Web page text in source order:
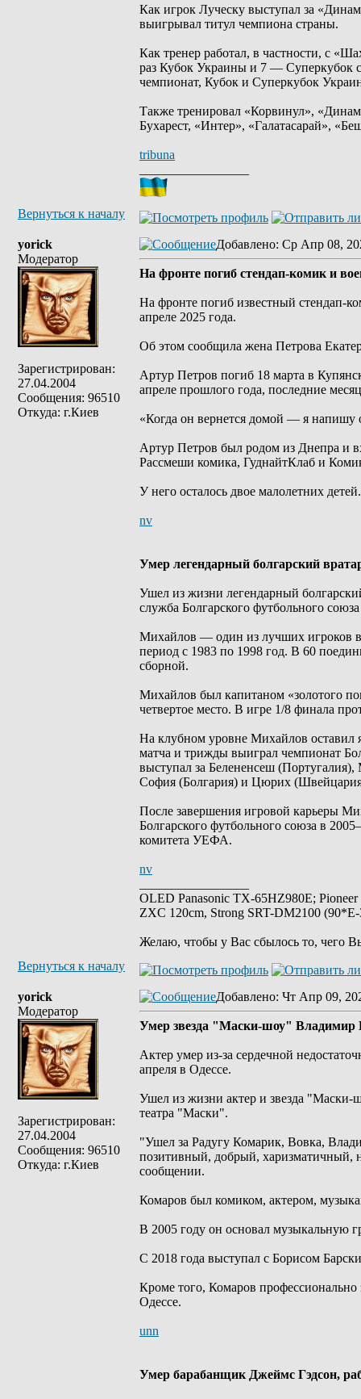
Как игрок Луческу выступал за
выигрывал титул чемпиона страны.
Как тренер работал, в частности, с
раз Кубок Украины и 7 — Суперкубок
чемпионат, Кубок и Суперкубок
Также тренировал «Корвинул»,
Бухарест, «Интер», «Галатасарай»,
tribuna
Вернуться к началу
yorick
Модератор
Зарегистрирован:
27.04.2004
Сообщения: 96510
Откуда: г.Киев
Добавлено: Ср Апр 08,
На фронте погиб стендап-комик и
На фронте погиб известный
апреле 2025 года.
Об этом сообщила жена Петрова
Артур Петров погиб 18 марта в
апреле прошлого года, последние
«Когда он вернется домой — я
Артур Петров был родом из Днепра и
Рассмеши комика, ГуднайтКлаб и
У него осталось двое малолетних детей.
nv
Умер легендарный болгарский
Ушел из жизни легендарный
служба Болгарского футбольного
Михайлов — один из лучших игроков
период с 1983 по 1998 год. В 60
сборной.
Михайлов был капитаном «золотого
четвертое место. В игре 1/8 финала
На клубном уровне Михайлов оставил
матча и трижды выиграл чемпионат
выступал за Белененсеш
София (Болгария) и Цюрих
После завершения игровой карьеры
Болгарского футбольного союза в
комитета УЕФА.
nv
OLED Panasonic TX-65HZ980E;
ZXC 120cm, Strong SRT-DM2100
Желаю, чтобы у Вас сбылось то, чего
Вернуться к началу
yorick
Модератор
Зарегистрирован:
27.04.2004
Сообщения: 96510
Откуда: г.Киев
Добавлено: Чт Апр 09,
Умер звезда "Маски-шоу" Владимир
Актер умер из-за сердечной
апреля в Одессе.
Ушел из жизни актер и звезда "Маски-
театра "Маски".
"Ушел за Радугу Комарик, Вовка,
позитивный, добрый, харизматичный,
сообщении.
Комаров был комиком, актером,
В 2005 году он основал музыкальную
С 2018 года выступал с Борисом
Кроме того, Комаров
Одессе.
unn
Умер барабанщик Джеймс Гэдсон,